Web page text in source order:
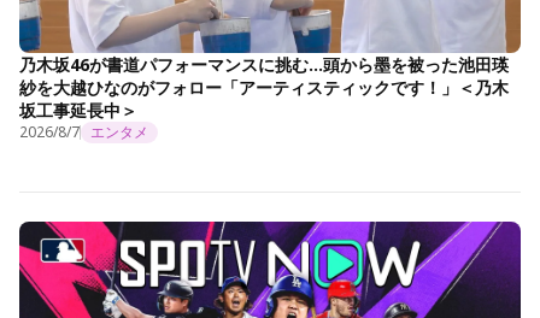
乃木坂46が書道パフォーマンスに挑む…頭から墨を被った池田瑛
紗を大越ひなのがフォロー「アーティスティックです！」＜乃木
坂工事延長中＞
2026/8/7 エンタメ